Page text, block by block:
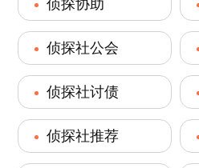
侦探协助
侦探社公会
侦探社讨债
侦探社推荐